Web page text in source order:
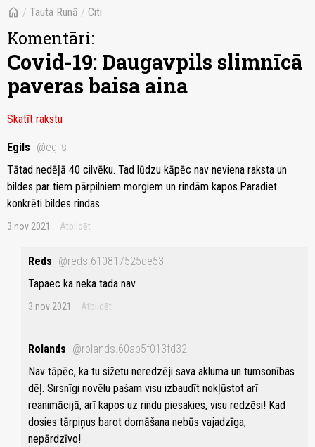
home / Tauta Runā / Citi
Komentāri:
Covid-19: Daugavpils slimnīcā
paveras baisa aina
Skatīt rakstu
Egils @egils
Tātad nedēļā 40 cilvēku. Tad lūdzu kāpēc nav neviena raksta un
bildes par tiem pārpilniem morgiem un rindām kapos.Paradiet
konkrēti bildes rindas.
3.nov 2021 Atbildēt
Reds @reds.610817525de53
Tapaec ka neka tada nav
3.nov 2021 Atbildēt
Rolands @rolands.60ab5f013fd32
Nav tāpēc, ka tu sižetu neredzēji sava akluma un tumsonības
dēļ. Sirsnīgi novēlu pašam visu izbaudīt nokļūstot arī
reanimācijā, arī kapos uz rindu piesakies, visu redzēsi! Kad
dosies tārpiņus barot domāšana nebūs vajadzīga,
nepārdzīvo!